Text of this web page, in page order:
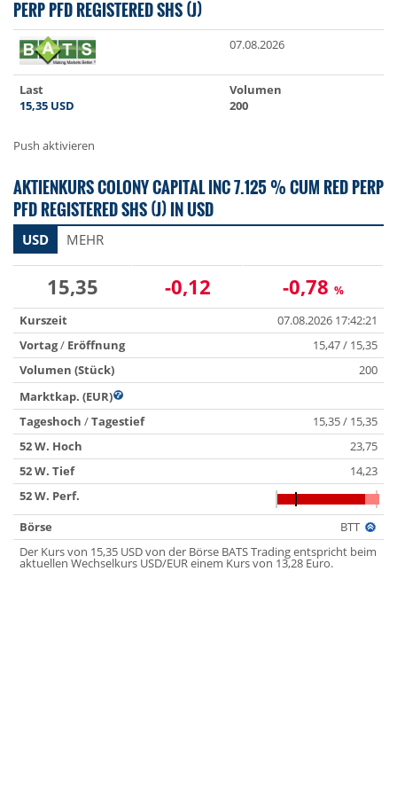
PERP PFD REGISTERED SHS (J)
07.08.2026
Last
15,35 USD
Volumen
200
Push aktivieren
AKTIENKURS COLONY CAPITAL INC 7.125 % CUM RED PERP
PFD REGISTERED SHS (J) IN USD
USD MEHR
15,35 -0,12 -0,78 %
Kurszeit
07.08.2026 17:42:21
Vortag/ Eröffnung
15,47 / 15,35
Volumen (Stück)
200
Marktkap. (EUR)
Tageshoch /Tagestief
15,35 / 15,35
52 W. Hoch
23,75
52 W. Tief
14,23
52 W. Perf.
Börse
BTT
Der Kurs von 15,35 USD von der Börse BATS Trading entspricht beim
aktuellen Wechselkurs USD/EUR einem Kurs von 13,28 Euro.